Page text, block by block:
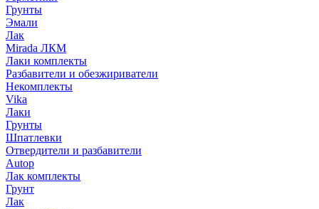
Грунты
Эмали
Лак
Mirada ЛКМ
Лаки комплекты
Разбавители и обезжириватели
Некомплекты
Vika
Лаки
Грунты
Шпатлевки
Отвердители и разбавители
Autop
Лак комплекты
Грунт
Лак